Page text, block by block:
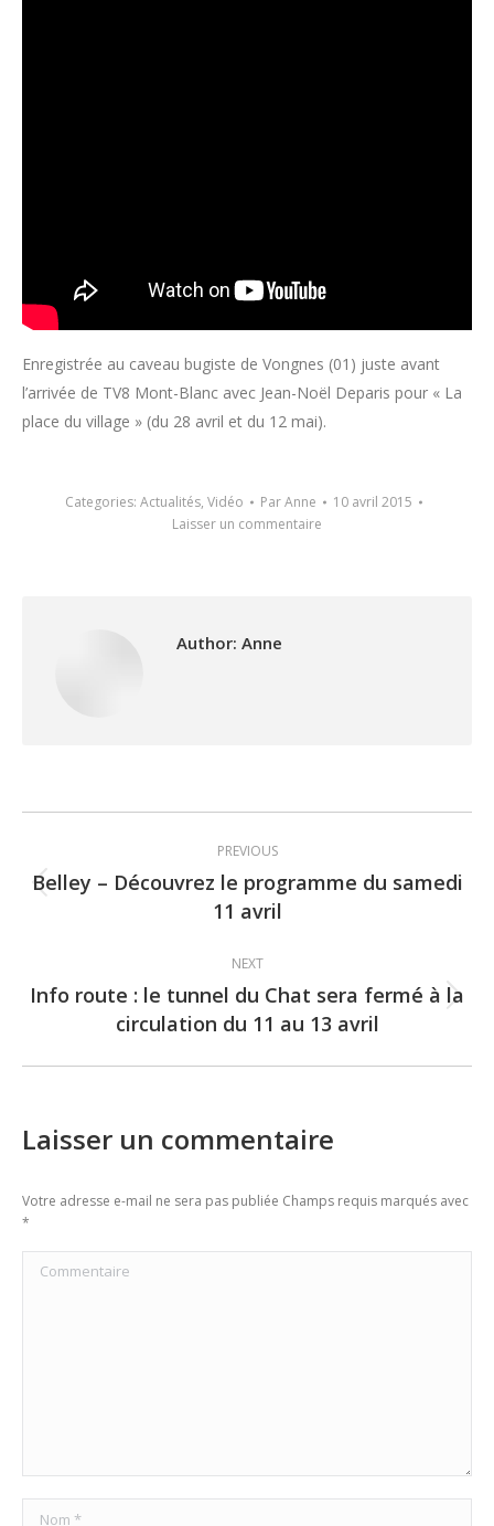
Enregistrée au caveau bugiste de Vongnes (01) juste avant
l’arrivée de TV8 Mont-Blanc avec Jean-Noël Deparis pour « La
place du village » (du 28 avril et du 12 mai).
Categories: Actualités, Vidéo ParAnne
10 avril 2015
Laisser un commentaire
Author: Anne
navigation
PREVIOUS
Previous
post:
Belley – Découvrez le programme du samedi
11 avril
NEXT
Next
post:
Info route : le tunnel du Chat sera fermé à la
circulation du 11 au 13 avril
Laisser un commentaire
Votre adresse e-mail ne sera pas publiée Champs requis marqués avec
*
Commentaire
Nom *